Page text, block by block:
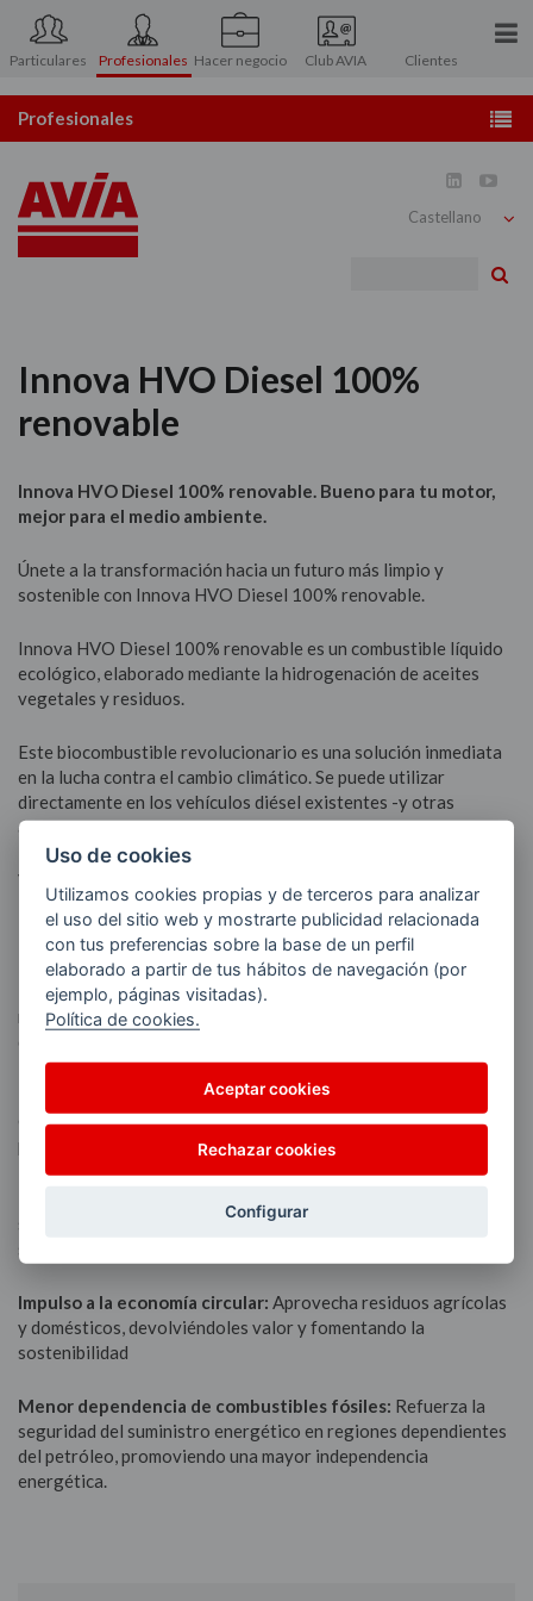
 
Particulares Profesionales Hacer negocio Club AVIA Clientes
Profesionales
Estaciones de servicio
Distribución de gasóleo
Innova HVO Diesel 100%
renovable
Innova HVO Diesel 100% renovable. Bueno para tu motor,
mejor para el medio ambiente.
Únete a la transformación hacia un futuro más limpio y
sostenible con Innova HVO Diesel 100% renovable.
Innova HVO Diesel 100% renovable es un combustible líquido
ecológico, elaborado mediante la hidrogenación de aceites
vegetales y residuos.
Este biocombustible revolucionario es una solución inmediata
en la lucha contra el cambio climático. Se puede utilizar
directamente en los vehículos diésel existentes -y otras
aplicaciones industriales- sin necesidad de modificaciones en
los motores ya que cumple con todos los estándares de calidad
y especificaciones técnicas.
Principales ventajas
Compatibilidad Total:Sustituye al diésel tradicional sin
necesidad de modificar los motores existentes. Su composición
90% de reducción de emisiones:Disminuye hasta un 90% las
emisiones a lo largo de todo su ciclo de vida, desde la
producción hasta el consumo, gracias a su origen en residuos.
significativamente a la reducción de las emisiones en uno de los
Impulso a la economía circular: Aprovecha residuos agrícolas
y domésticos, devolviéndoles valor y fomentando la
sostenibilidad
Menor dependencia de combustibles fósiles: Refuerza la
seguridad del suministro energético en regiones dependientes
del petróleo, promoviendo una mayor independencia
energética.
Uso de cookies
Utilizamos cookies propias y de terceros para analizar
el uso del sitio web y mostrarte publicidad relacionada
con tus preferencias sobre la base de un perfil
elaborado a partir de tus hábitos de navegación (por
ejemplo, páginas visitadas).
Política de cookies.
Aceptar cookies
Rechazar cookies
Configurar